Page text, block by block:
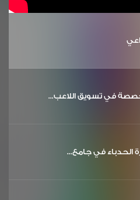
في تسويق اللاعب...
الحدباء في جامع...